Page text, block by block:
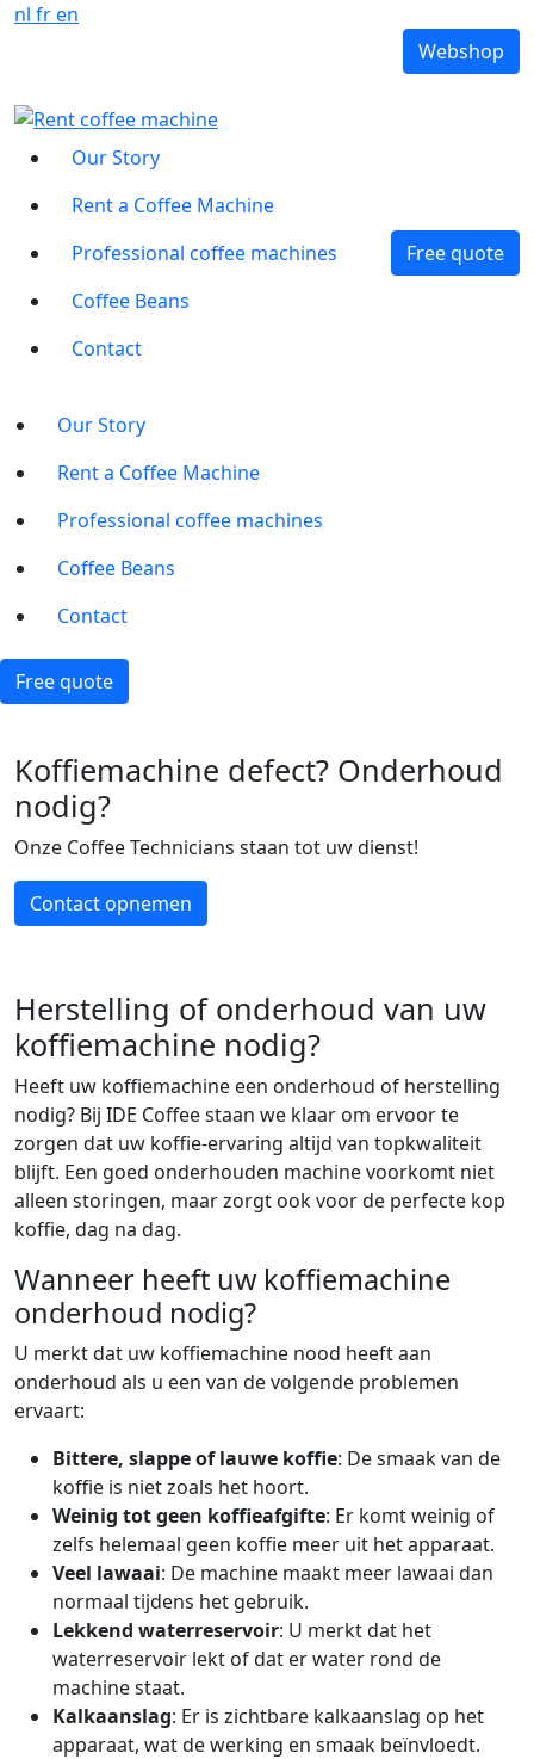
nl fren
Webshop
Our Story
Rent a Coffee Machine
Professional coffee machines
Coffee Beans
Contact
Free quote
Our Story
Rent a Coffee Machine
Professional coffee machines
Coffee Beans
Contact
Free quote
Koffiemachine defect? Onderhoud
nodig?
Onze Coffee Technicians staan tot uw dienst!
Contact opnemen
Herstelling of onderhoud van uw
koffiemachine nodig?
Heeft uw koffiemachine een onderhoud of herstelling
nodig? Bij IDE Coffee staan we klaar om ervoor te
zorgen dat uw koffie-ervaring altijd van topkwaliteit
blijft. Een goed onderhouden machine voorkomt niet
alleen storingen, maar zorgt ook voor de perfecte kop
koffie, dag na dag.
Wanneer heeft uw koffiemachine
onderhoud nodig?
U merkt dat uw koffiemachine nood heeft aan
onderhoud als u een van de volgende problemen
ervaart:
Bittere, slappe of lauwe koffie: De smaak van de
koffie is niet zoals het hoort.
Weinig tot geen koffieafgifte: Er komt weinig of
zelfs helemaal geen koffie meer uit het apparaat.
Veel lawaai: De machine maakt meer lawaai dan
normaal tijdens het gebruik.
Lekkend waterreservoir: U merkt dat het
waterreservoir lekt of dat er water rond de
machine staat.
Kalkaanslag: Er is zichtbare kalkaanslag op het
apparaat, wat de werking en smaak beïnvloedt.